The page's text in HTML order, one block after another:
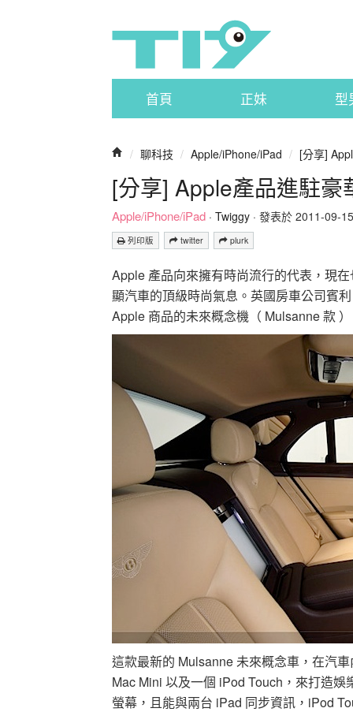
首頁 正妹 型
/ 聊科技 / Apple/iPhone/iPad / [分享]
[分享] Apple產品進駐
Apple/iPhone/iPad · Twiggy · 發表於 2011-09-
列印版 twitter plurk
Apple 產品向來擁有時尚流行的代表，現
顯汽車的頂級時尚氣息。英國房車公司賓
Apple 商品的未來概念機（ Mulsanne 款
這款最新的 Mulsanne 未來概念車，在汽
Mac Mini 以及一個 iPod Touch，來打造
螢幕，且能與兩台 iPad 同步資訊，iPod